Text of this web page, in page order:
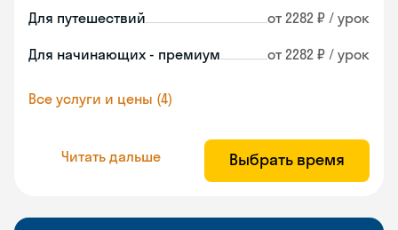
Для путешествий от 2282 ₽ / урок
Для начинающих - премиум от 2282 ₽ / урок
Все услуги и цены (4)
Читать дальше Выбрать время